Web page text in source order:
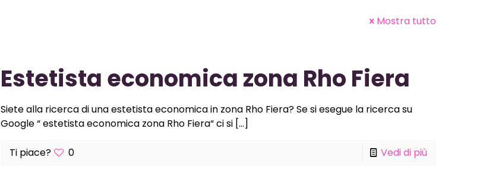
Mostra tutto
Estetista economica zona Rho Fiera
Siete alla ricerca di una estetista economica in zona Rho Fiera? Se si esegue la ricerca su
Google “ estetista economica zona Rho Fiera“ ci si[…]
Ti piace? 0 Vedi di più